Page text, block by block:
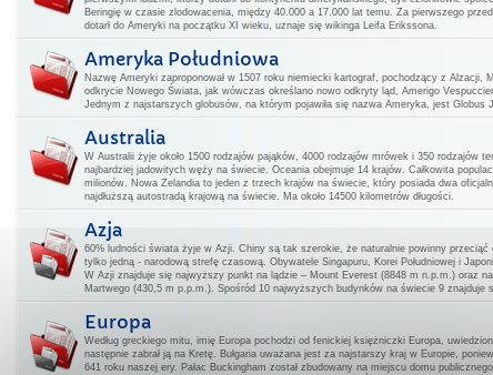
Beringię w czasie zlodowacenia, między 40.000 a 17.000 lat temu. Za pierwszego
dotarł do Ameryki na początku XI wieku, uznaje się wikinga Leifa Erikssona.
Ameryka Południowa
Nazwę Ameryki zaproponował w 1507 roku niemiecki kartograf, pochodzący z Alzacji,
odkrycie Nowego Świata, jak wówczas określano nowo odkryty ląd, Amerigo
Jednym z najstarszych globusów, na którym pojawiła się nazwa Ameryka, jest Globus
Australia
W Australii żyje około 1500 rodzajów pająków, 4000 rodzajów mrówek i 350 rodzajów
najbardziej jadowitych węży na świecie. Oceania obejmuje 14 krajów. Całkowita
milionów. Nowa Zelandia to jeden z trzech krajów na świecie, który posiada dwa
najdłuższą autostradą krajową na świecie. Ma około 14500 kilometrów długości.
Azja
60% ludności świata żyje w Azji. Chiny są tak szerokie, że naturalnie powinny
tylko jedną - narodową strefę czasową. Obywatele Singapuru, Korei Południowej i
W Azji znajduje się najwyższy punkt na lądzie – Mount Everest (8848 m n.p.m.) oraz
Martwego (430,5 m p.p.m.). Spośród 10 najwyższych budynków na świecie 9 znajduje
Europa
Według greckiego mitu, imię Europa pochodzi od fenickiej księżniczki Europa,
następnie zabrał ją na Kretę. Bułgaria uważana jest za najstarszy kraj w Europie,
641 roku naszej ery. Pałac Buckingham został zbudowany na miejscu domu